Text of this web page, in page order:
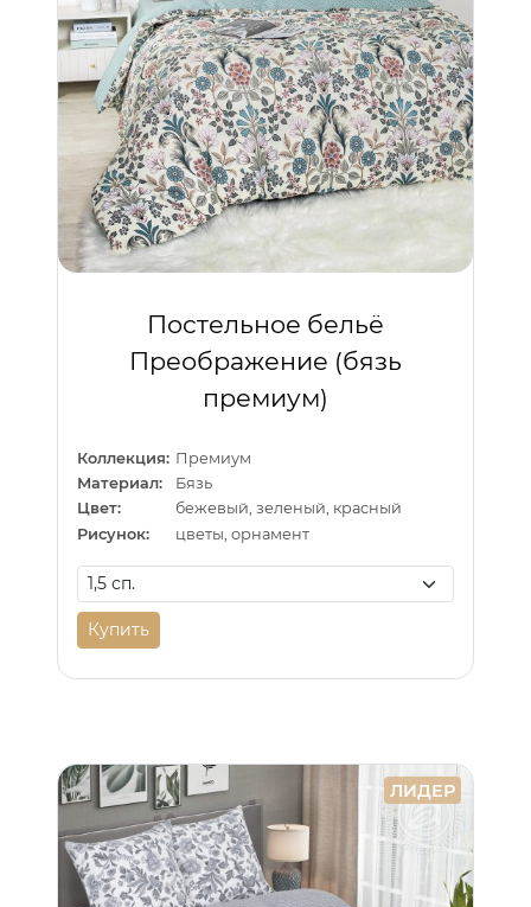
Постельное бельё
Преображение (бязь
премиум)
Коллекция: Премиум
Материал:
Бязь
Цвет:
бежевый, зеленый, красный
Рисунок:
цветы, орнамент
Купить
ЛИДЕР